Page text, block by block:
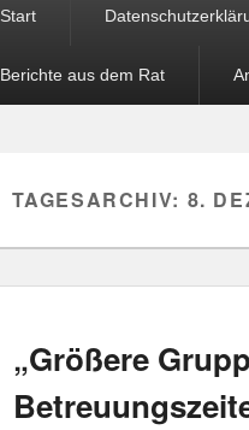
Start
Berichte aus dem Rat
TAGESARCHIV: 8.
„Größere